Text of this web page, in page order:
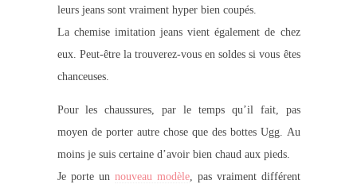
leurs jeans sont vraiment hyper bien coupés.
La chemise imitation jeans vient également de chez
eux. Peut-être la trouverez-vous en soldes si vous êtes
chanceuses.
Pour les chaussures, par le temps qu’il fait, pas
moyen de porter autre chose que des bottes Ugg. Au
moins je suis certaine d’avoir bien chaud aux pieds.
Je porte un nouveau modèle, pas vraiment différent